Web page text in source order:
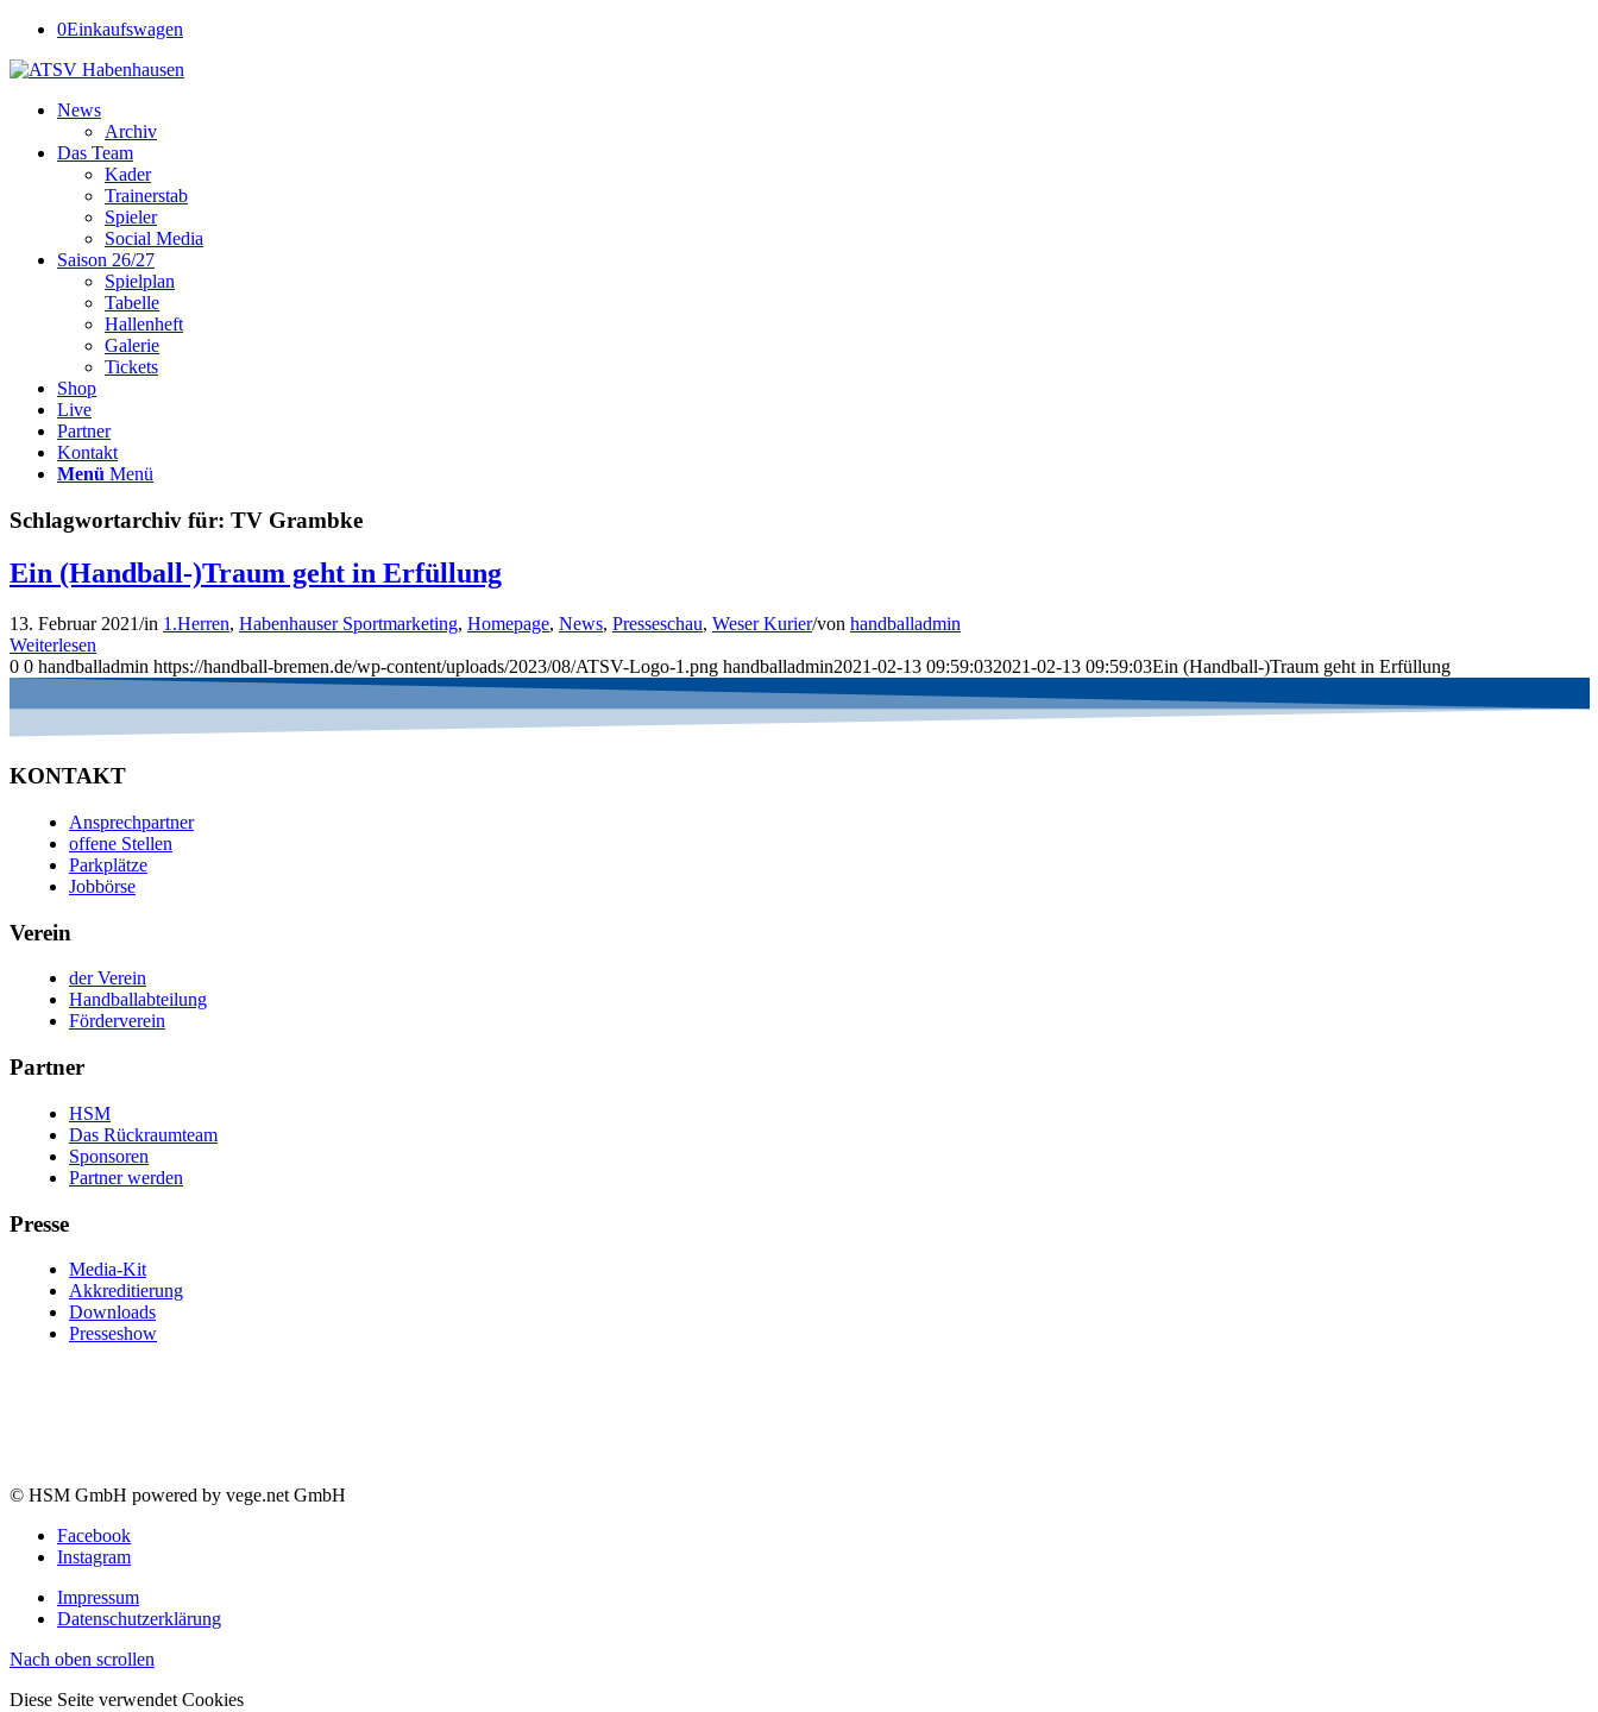
0Einkaufswagen
News
Archiv
Das Team
Kader
Trainerstab
Spieler
Social Media
Saison 26/27
Spielplan
Tabelle
Hallenheft
Galerie
Tickets
Shop
Live
Partner
Kontakt
Menü Menü
Schlagwortarchiv für: TV Grambke
Ein (Handball-)Traum geht in Erfüllung
13. Februar 2021/in 1.Herren, Habenhauser Sportmarketing, Homepage, News, Presseschau, Weser Kurier/von handballadmin
Weiterlesen
0 0 handballadmin https://handball-bremen.de/wp-content/uploads/2023/08/ATSV-Logo-1.png handballadmin2021-02-13 09:59:032021-02-13 09:59:03Ein (Handball-)Traum geht in Erfüllung
KONTAKT
Ansprechpartner
offene Stellen
Parkplätze
Jobbörse
Verein
der Verein
Handballabteilung
Förderverein
Partner
HSM
Das Rückraumteam
Sponsoren
Partner werden
Presse
Media-Kit
Akkreditierung
Downloads
Presseshow
© HSM GmbH powered by vege.net GmbH
Facebook
Instagram
Impressum
Datenschutzerklärung
Nach oben scrollen
Diese Seite verwendet Cookies